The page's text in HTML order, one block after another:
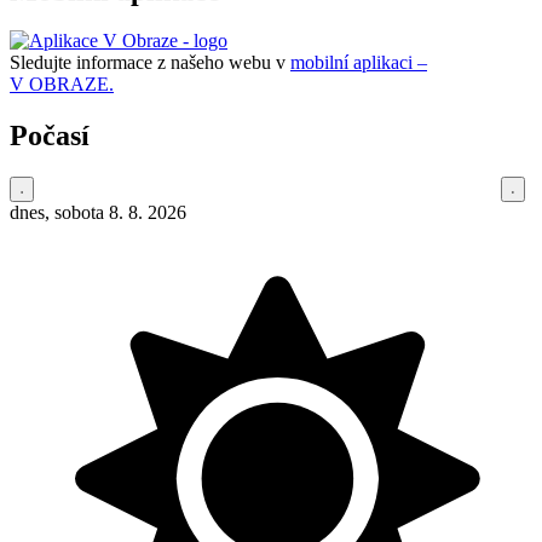
Sledujte informace z našeho webu v mobilní aplikaci –
V OBRAZE.
Počasí
dnes, sobota 8. 8. 2026